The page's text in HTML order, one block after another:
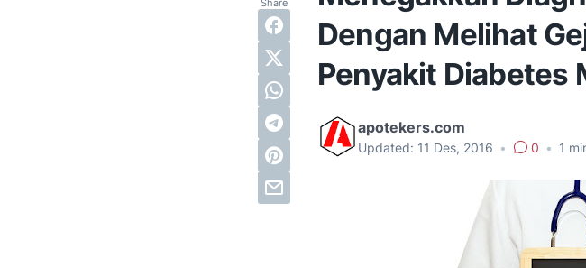
Dengan Melihat
Penyakit Diabetes
apotekers.com
Updated: 11 Des, 2016 • 0 • 1